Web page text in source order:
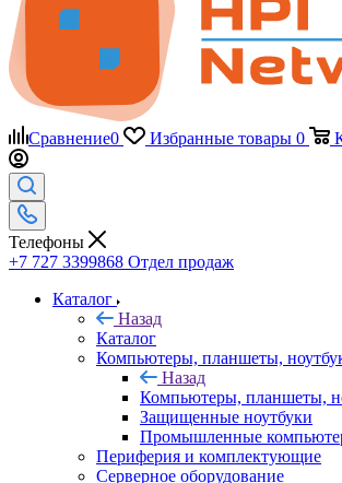
Сравнение0 Избранные товары 0
Телефоны
+7 727 3399868 Отдел продаж
Каталог
Назад
Каталог
Компьютеры, планшеты,
Назад
Компьютеры, планшеты,
Защищенные ноутбуки
Промышленные
Периферия и комплектующие
Серверное оборудование